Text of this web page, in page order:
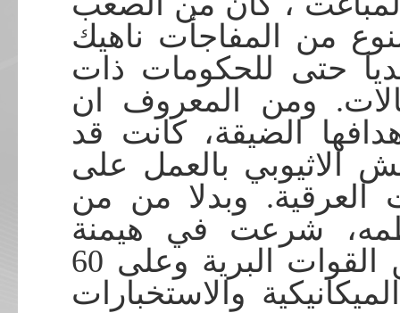
من المفاجأت ناهيك
حتى للحكومات ذات
ومن المعروف ان
الضيقة، كانت قد
بالعمل على
العرقية. وبدلا من من
شرعت في هيمنة
عناصرها على 30 في المائة من القوات البرية وعلى 60
والاستخبارات